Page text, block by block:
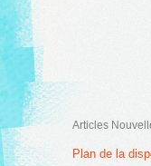
Articles
Plan de la